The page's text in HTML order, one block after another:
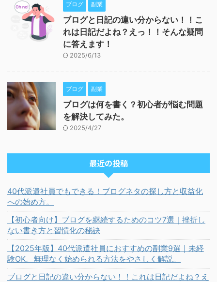
ブログ 副業
ブログと日記の違い分からない！！こ
れは日記だよね？えっ！！そんな疑問
に答えます！
2025/6/13
ブログ 副業
ブログは何を書く？初心者が悩む問題
を解決してみた。
2025/4/27
最近の投稿
40代派遣社員でもできる！ブログネタの探し方と収益化
への始め方。
【初心者向け】ブログを継続するためのコツ7選｜挫折し
ない書き方と習慣化の秘訣
【2025年版】40代派遣社員におすすめの副業9選｜未経
験OK。無理なく始められる方法をやさしく解説。
ブログと日記の違い分からない！！これは日記だよね？え